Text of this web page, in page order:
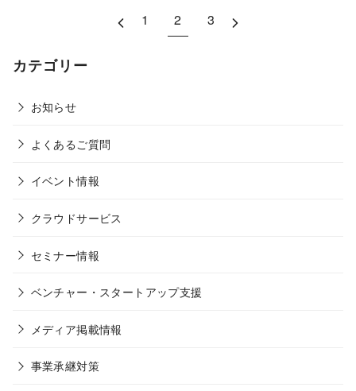
1 2 3
カテゴリー
お知らせ
よくあるご質問
イベント情報
クラウドサービス
セミナー情報
ベンチャー・スタートアップ支援
メディア掲載情報
事業承継対策